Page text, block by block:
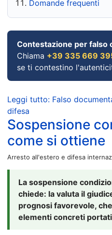
Domande frequenti
Contestazione per falso
Chiama +39 335 669
se ti contestino
Leggi tutto: Falso
difesa
Sospensione
come si ottiene
Arresto all'estero e difesa
La sospensione
chiede: la valuta il
prognosi favorevole,
elementi concreti